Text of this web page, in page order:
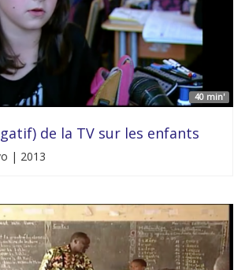
40 min'
de la TV sur les enfants
| 2013